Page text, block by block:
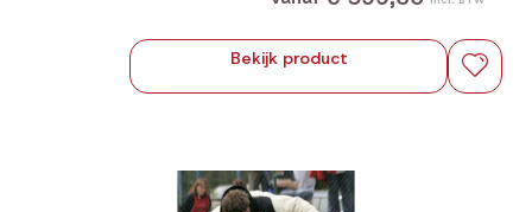
Bekijk product